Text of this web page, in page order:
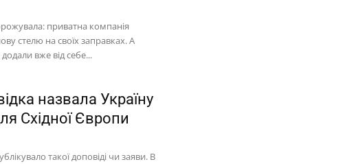
приватна компанія
стелю на своїх заправках. А
вже від себе...
назвала Україну
Східної Європи
такої доповіді чи заяви. В